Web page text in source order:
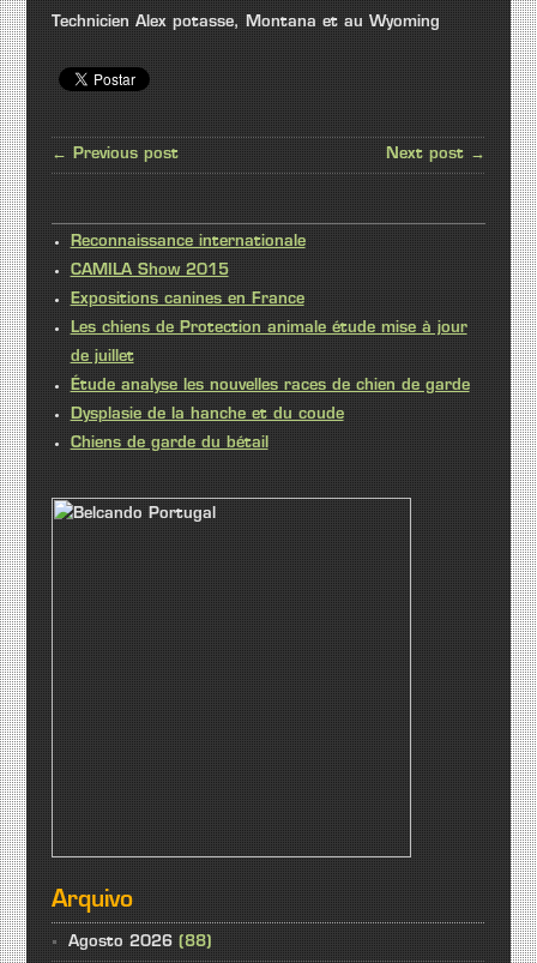
Technicien Alex potasse, Montana et au Wyoming
← Previous post Next post →
Reconnaissance internationale
CAMILA Show 2015
Expositions canines en France
Les chiens de Protection animale étude mise à jour
de juillet
Étude analyse les nouvelles races de chien de garde
Dysplasie de la hanche et du coude
Chiens de garde du bétail
Arquivo
Agosto 2026(88)